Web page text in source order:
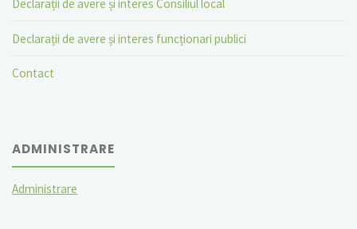
Declarații de avere și interes Consiliul local
Declarații de avere și interes funcționari publici
Contact
ADMINISTRARE
Administrare